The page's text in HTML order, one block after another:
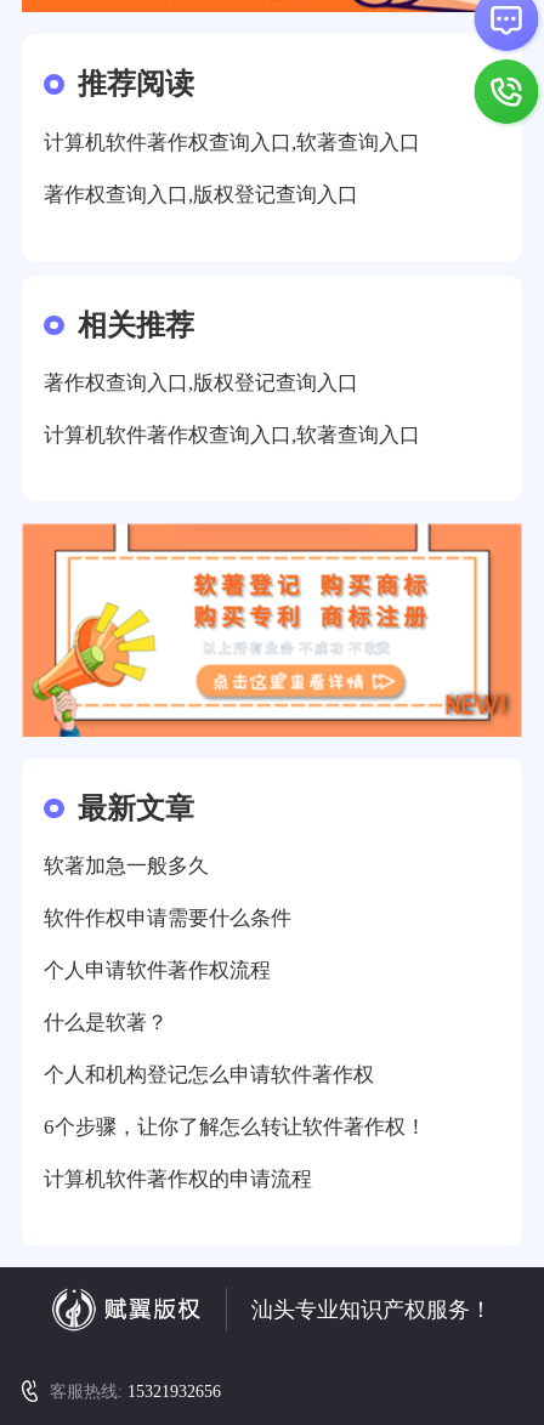
推荐阅读
计算机软件著作权查询入口,软著查询入口
著作权查询入口,版权登记查询入口
相关推荐
著作权查询入口,版权登记查询入口
计算机软件著作权查询入口,软著查询入口
最新文章
软著加急一般多久
软件作权申请需要什么条件
个人申请软件著作权流程
什么是软著？
个人和机构登记怎么申请软件著作权
6个步骤，让你了解怎么转让软件著作权！
计算机软件著作权的申请流程
汕头专业知识产权服务！
客服热线: 15321932656